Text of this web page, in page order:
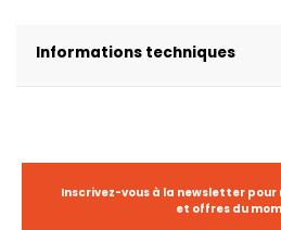
Informations techniques
Inscrivez-vous à la newsletter
et offres du